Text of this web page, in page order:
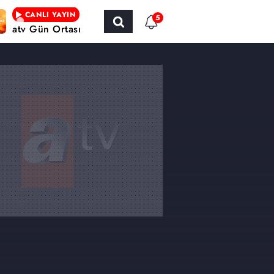
CANLI YAYIN
atv Gün Ortası
5